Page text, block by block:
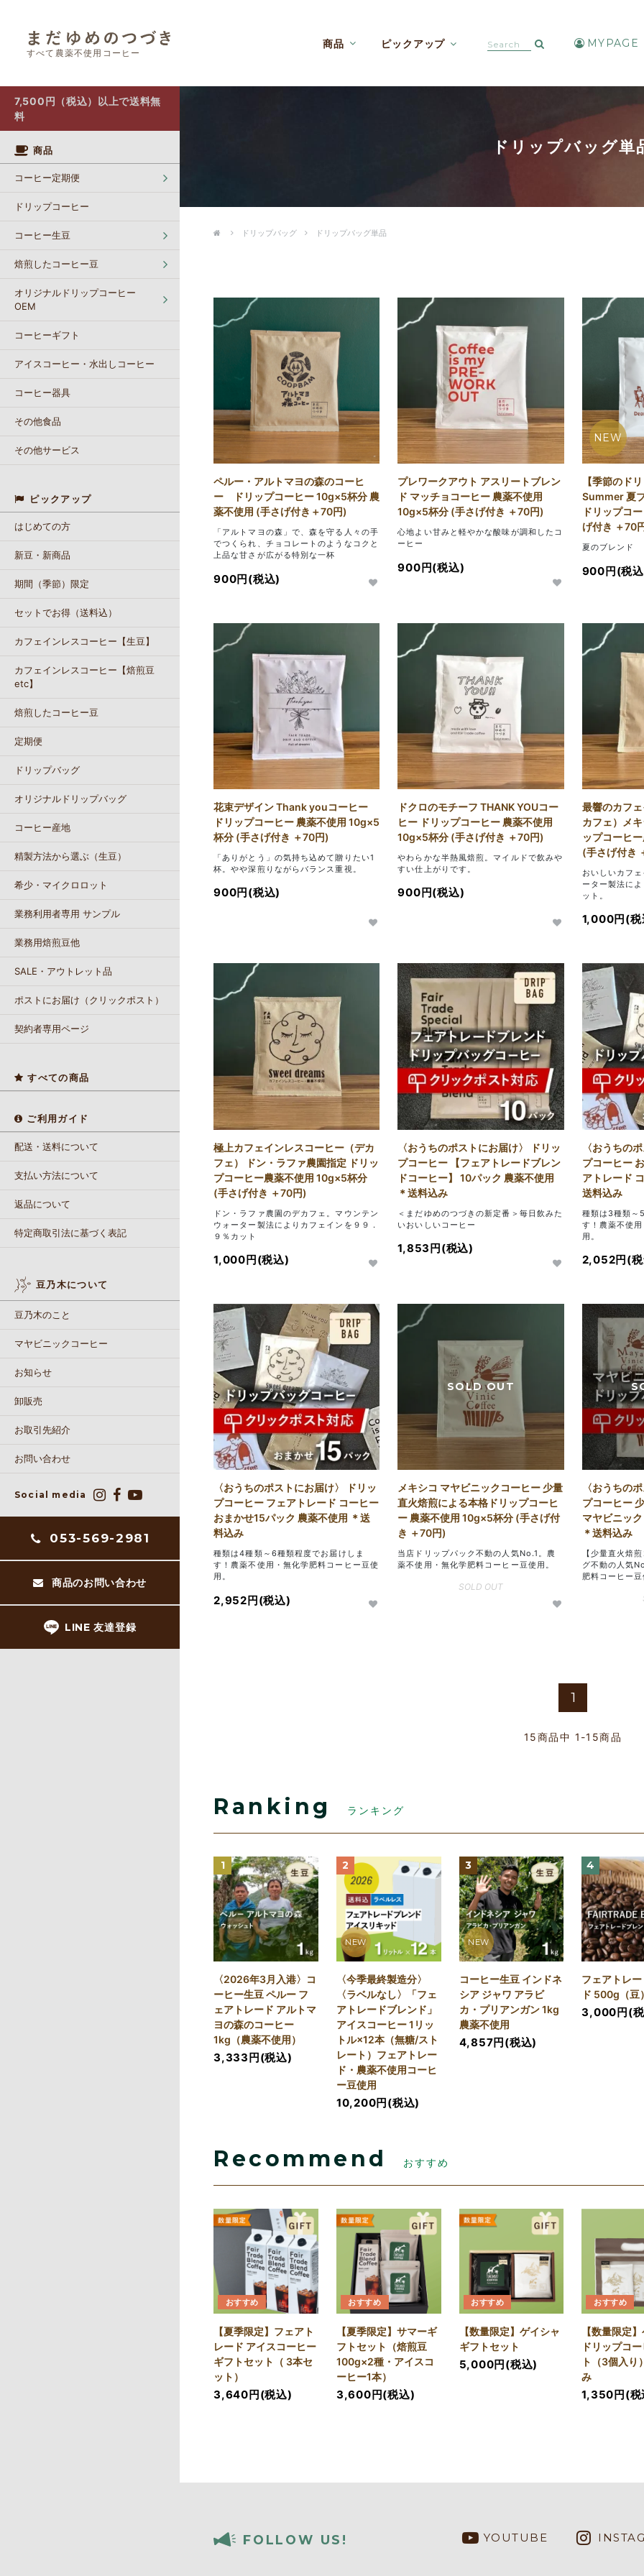
すべて農薬不使用コーヒー
商品 ピックアップ MYPAGE
7,500円（税込）以上で送料無
料
商品
コーヒー定期便
ドリップコーヒー
コーヒー生豆
焙煎したコーヒー豆
オリジナルドリップコーヒー
OEM
コーヒーギフト
アイスコーヒー・水出しコーヒー
コーヒー器具
その他食品
その他サービス
ピックアップ
はじめての方
新豆・新商品
期間（季節）限定
セットでお得（送料込）
カフェインレスコーヒー【生豆】
カフェインレスコーヒー【焙煎豆
etc】
焙煎したコーヒー豆
定期便
ドリップバッグ
オリジナルドリップバッグ
コーヒー産地
精製方法から選ぶ（生豆）
希少・マイクロロット
業務利用者専用 サンプル
業務用焙煎豆他
SALE・アウトレット品
ポストにお届け（クリックポスト）
契約者専用ページ
すべての商品
ご利用ガイド
配送・送料について
支払い方法について
返品について
特定商取引法に基づく表記
豆乃木について
豆乃木のこと
マヤビニックコーヒー
お知らせ
卸販売
お取引先紹介
お問い合わせ
Social media
053-569-2981
商品のお問い合わせ
LINE 友達登録
ドリップバッグ単
ドリップバッグ ドリップバッグ単品
ペルー・アルトマヨの森のコーヒ
ー ドリップコーヒー 10g×5杯分 農
薬不使用 (手さげ付き＋70円)
「アルトマヨの森」で、森を守る人々の手
でつくられ、チョコレートのようなコクと
上品な甘さが広がる特別な一杯
900円(税込)
プレワークアウト アスリートブレン
ド マッチョコーヒー 農薬不使用
10g×5杯分 (手さげ付き ＋70円)
心地よい甘みと軽やかな酸味が調和したコ
ーヒー
900円(税込)
NEW
【季節のド
Summer 夏
ドリップコ
げ付き ＋70
夏のブレンド
900円(税
花束デザイン Thank youコーヒー
ドリップコーヒー 農薬不使用 10g×5
杯分 (手さげ付き ＋70円)
「ありがとう」の気持ち込めて贈りたい1
杯。やや深煎りながらバランス重視。
900円(税込)
ドクロのモチーフ THANK YOUコー
ヒー ドリップコーヒー 農薬不使用
10g×5杯分 (手さげ付き ＋70円)
やわらかな半熱風焙煎。マイルドで飲みや
すい仕上がりです。
900円(税込)
最響のカフ
カフェ）メ
ップコーヒ
(手さげ付き
おいしいカフ
ーター製法に
ット。
1,000円(税
極上カフェインレスコーヒー（デカ
フェ） ドン・ラファ農園指定 ドリッ
プコーヒー農薬不使用 10g×5杯分
(手さげ付き ＋70円)
ドン・ラファ農園のデカフェ。マウンテン
ウォーター製法によりカフェインを９９．
９％カット
1,000円(税込)
〈おうちのポストにお届け〉 ドリッ
プコーヒー 【フェアトレードブレン
ドコーヒー】 10パック 農薬不使用
＊送料込み
＜まだゆめのつづきの新定番＞毎日飲みた
いおいしいコーヒー
1,853円(税込)
〈おうちの
プコーヒー
アトレード
送料込み
種類は3種類～
す！農薬不使
用。
2,052円(
〈おうちのポストにお届け〉 ドリッ
プコーヒー フェアトレード コーヒー
おまかせ15パック 農薬不使用 ＊送
料込み
種類は4種類～6種類程度でお届けしま
す！農薬不使用・無化学肥料コーヒー豆使
用。
2,952円(税込)
メキシコ マヤビニックコーヒー 少量
直火焙煎による本格ドリップコーヒ
ー 農薬不使用 10g×5杯分 (手さげ付
き ＋70円)
当店ドリップパック不動の人気No.1。農
薬不使用・無化学肥料コーヒー豆使用。
SOLD OUT
〈おうちの
プコーヒー
マヤビニッ
＊送料込み
【少量直火焙
グ不動の人気
肥料コーヒー
1
15商品中 1-15商品
Ranking ランキング
1
〈2026年3月入港〉コ
ーヒー生豆 ペルー フ
ェアトレード アルトマ
ヨの森のコーヒー
1kg（農薬不使用）
3,333円(税込)
2
NEW
〈今季最終製造分〉
〈ラベルなし〉「フェ
アトレードブレンド」
アイスコーヒー 1リッ
トル×12本（無糖/スト
レート）フェアトレー
ド・農薬不使用コーヒ
ー豆使用
10,200円(税込)
3
NEW
コーヒー生豆 インドネ
シア ジャワ アラビ
カ・プリアンガン 1kg
農薬不使用
4,857円(税込)
4
フェアトレ
ド 500g（豆
3,000円(
Recommend おすすめ
おすすめ
【夏季限定】フェアト
レード アイスコーヒー
ギフトセット（ 3本セ
ット）
3,640円(税込)
おすすめ
【夏季限定】サマーギ
フトセット（焙煎豆
100g×2種・アイスコ
ーヒー1本）
3,600円(税込)
おすすめ
【数量限定】ゲイシャ
ギフトセット
5,000円(税込)
おすすめ
【数量限定
ドリップコ
ト（3個入り
み
1,350円(税
FOLLOW US! YOUTUBE